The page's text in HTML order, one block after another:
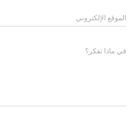
الموقع الإلكتروني
في ماذا تفكر؟